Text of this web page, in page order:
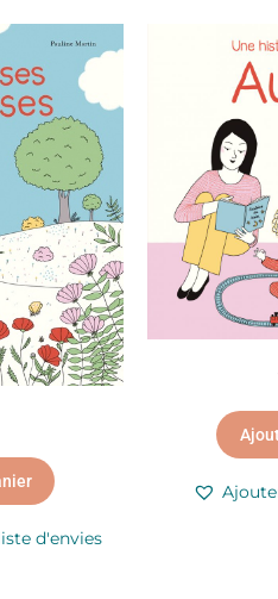
d'envies